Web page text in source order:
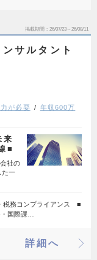
掲載期間 26/07/23～26/08/11
サルタント
が必要
年収600万
来
■
社の
た一
税務コンプライアンス ■
国際課…
詳細へ